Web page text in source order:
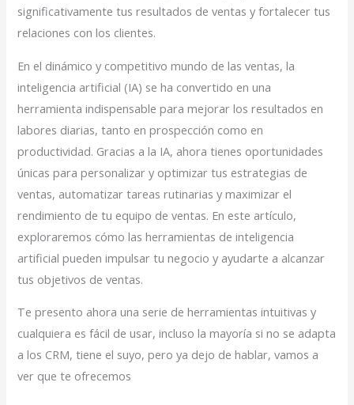
significativamente tus resultados de ventas y fortalecer tus
relaciones con los clientes.
En el dinámico y competitivo mundo de las ventas, la
inteligencia artificial (IA) se ha convertido en una
herramienta indispensable para mejorar los resultados en
labores diarias, tanto en prospección como en
productividad. Gracias a la IA, ahora tienes oportunidades
únicas para personalizar y optimizar tus estrategias de
ventas, automatizar tareas rutinarias y maximizar el
rendimiento de tu equipo de ventas. En este artículo,
exploraremos cómo las herramientas de inteligencia
artificial pueden impulsar tu negocio y ayudarte a alcanzar
tus objetivos de ventas.
Te presento ahora una serie de herramientas intuitivas y
cualquiera es fácil de usar, incluso la mayoría si no se adapta
a los CRM, tiene el suyo, pero ya dejo de hablar, vamos a
ver que te ofrecemos